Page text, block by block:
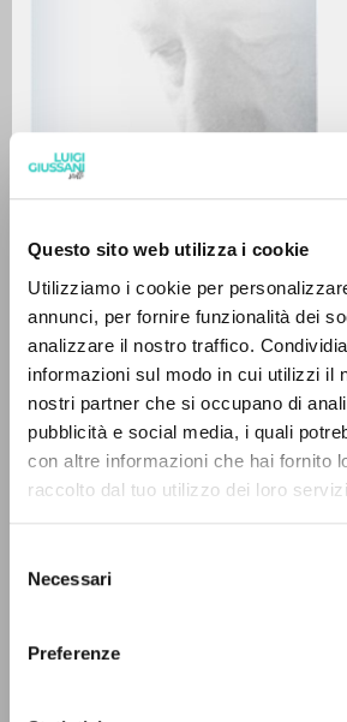
Questo sito web utilizza i cookie
Utilizziamo i cookie per
annunci, per fornire funzionalità dei
analizzare il nostro traffico.
informazioni sul modo in cui utilizzi il
nostri partner che si occupano di
pubblicità e social media, i quali
con altre informazioni che hai fornito
raccolto dal tuo utilizzo dei loro
delNecessari
Preferenze
Carrón Julián Author
Giussani LuigiAuthor
BUR
Italian
0RESULTS
MORE RESULTS